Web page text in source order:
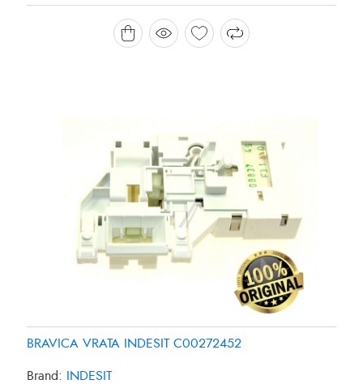
BRAVICA VRATA INDESIT C00272452
Brand: INDESIT